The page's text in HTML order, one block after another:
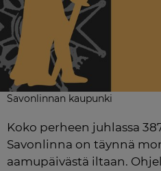
Savonlinnan kaupunki
Koko perheen juhlassa
Savonlinna on täynnä
aamupäivästä iltaan.